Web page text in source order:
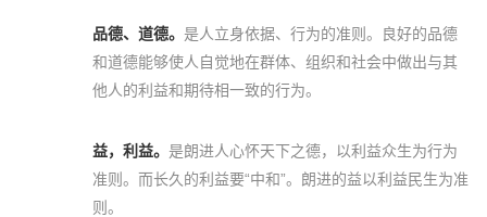
品德、道德。 是人立身依据、行为的准则。良好的品德
和道德能够使人自觉地在群体、组织和社会中做出与其
他人的利益和期待相一致的行为。
益，利益。 是朗进人心怀天下之德，以利益众生为行为
准则。而长久的利益要“中和”。朗进的益以利益民生为准
则。